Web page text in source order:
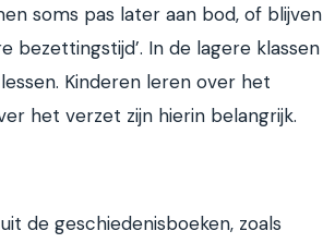
soms pas later aan bod, of blijven
In de lagere klassen
Kinderen leren over het
het verzet zijn hierin belangrijk.
de geschiedenisboeken, zoals